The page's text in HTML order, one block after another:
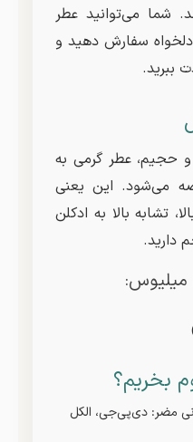
شما می‌توانید عطر
سفارش دهید و
ببرید.
و حجیم، عطر گرمی به
می‌شود. این یعنی
تشابه بالا به ادکلن
دارید.
میلیوس:
بخریم؟
مضر: دی‌پی‌جی، الکل